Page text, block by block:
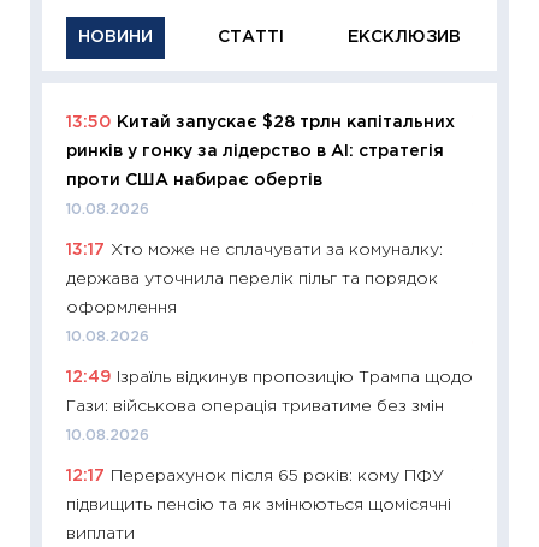
НОВИНИ СТАТТІ ЕКСКЛЮЗИВ
13:50 Китай запускає $28 трлн капітальних
ринків у гонку за лідерство в AI: стратегія
проти США набирає обертів
10.08.2026
13:17 Хто може не сплачувати за комуналку:
держава уточнила перелік пільг та порядок
оформлення
10.08.2026
12:49
Ізраїль відкинув пропозицію Трампа щодо
Гази: військова операція триватиме без змін
10.08.2026
12:17
Перерахунок після 65 років: кому ПФУ
підвищить пенсію та як змінюються щомісячні
виплати